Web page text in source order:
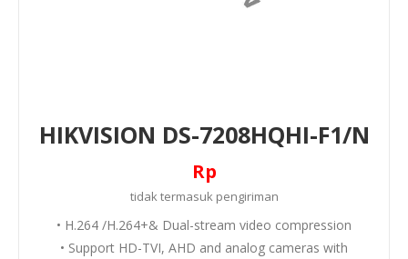
HIKVISION DS-7208HQHI-F1/N
Rp
tidak termasuk pengiriman
• H.264 /H.264+& Dual-stream video compression
• Support HD-TVI, AHD and analog cameras with